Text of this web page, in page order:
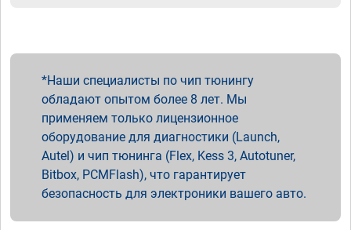
Наши специалисты по чип тюнингу
обладают опытом более 8 лет. Мы
применяем только лицензионное
оборудование для диагностики (Launch,
Autel) и чип тюнинга (Flex, Kess 3, Autotuner,
Bitbox, PCMFlash), что гарантирует
безопасность для электроники вашего авто.